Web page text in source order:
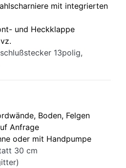
mit integrierten
und Heckklappe
13polig,
Boden, Felgen
Anfrage
oder mit Handpumpe
30 cm